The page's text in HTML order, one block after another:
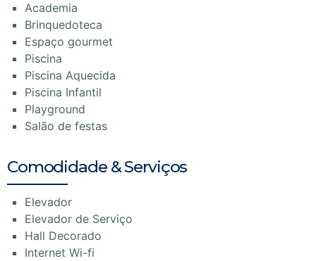
Academia
Brinquedoteca
Espaço gourmet
Piscina
Piscina Aquecida
Piscina Infantil
Playground
Salão de festas
Comodidade & Serviços
Elevador
Elevador de Serviço
Hall Decorado
Internet Wi-fi